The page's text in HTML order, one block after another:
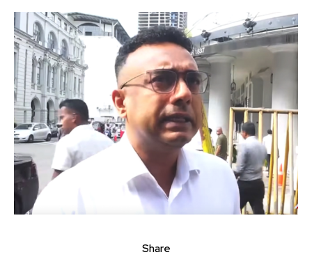
Share